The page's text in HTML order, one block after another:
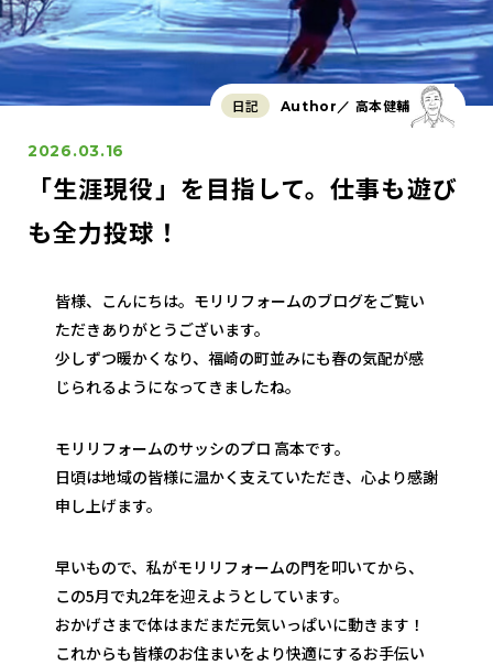
日記 Author／ 高本健輔
2026.03.16
「生涯現役」を目指して。仕事も遊び
も全力投球！
皆様、こんにちは。モリリフォームのブログをご覧い
ただきありがとうございます。
少しずつ暖かくなり、福崎の町並みにも春の気配が感
じられるようになってきましたね。
モリリフォームのサッシのプロ 高本です。
日頃は地域の皆様に温かく支えていただき、心より感謝
申し上げます。
早いもので、私がモリリフォームの門を叩いてから、
この5月で丸2年を迎えようとしています。
おかげさまで体はまだまだ元気いっぱいに動きます！
これからも皆様のお住まいをより快適にするお手伝い